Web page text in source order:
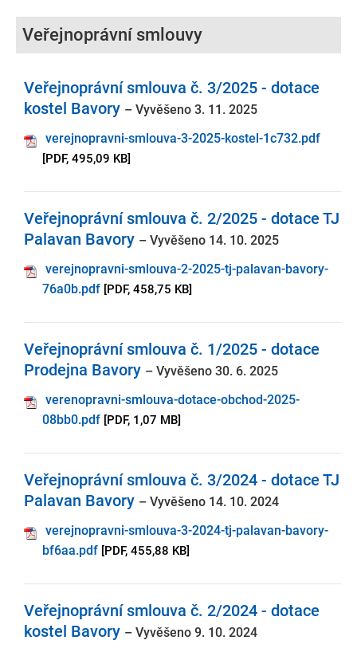
Veřejnoprávní smlouvy
Veřejnoprávní smlouva č. 3/2025 - dotace
kostel Bavory – Vyvěšeno 3. 11. 2025
verejnopravni-smlouva-3-2025-kostel-1c732.pdf
[PDF, 495,09 KB]
Veřejnoprávní smlouva č. 2/2025 - dotace TJ
Palavan Bavory – Vyvěšeno 14. 10. 2025
verejnopravni-smlouva-2-2025-tj-palavan-bavory-
76a0b.pdf [PDF, 458,75 KB]
Veřejnoprávní smlouva č. 1/2025 - dotace
Prodejna Bavory – Vyvěšeno 30. 6. 2025
verenopravni-smlouva-dotace-obchod-2025-
08bb0.pdf [PDF, 1,07 MB]
Veřejnoprávní smlouva č. 3/2024 - dotace TJ
Palavan Bavory – Vyvěšeno 14. 10. 2024
verejnopravni-smlouva-3-2024-tj-palavan-bavory-
bf6aa.pdf [PDF, 455,88 KB]
Veřejnoprávní smlouva č. 2/2024 - dotace
kostel Bavory – Vyvěšeno 9. 10. 2024